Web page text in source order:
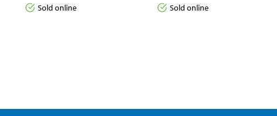
Sold online
Sold online